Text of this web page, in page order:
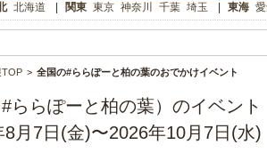
北海道 関東 東京 神奈川 千葉 埼玉 東海
TOP 全国の#ららぽーと柏の葉のおでかけイベント
ららぽーと柏の葉）のイベント
8月7日(金)〜2026年10月7日(水)